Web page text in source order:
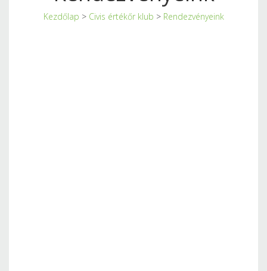
Kezdőlap > Civis értékőr klub > Rendezvényeink